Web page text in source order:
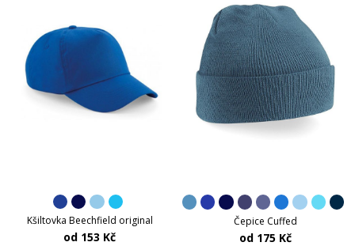
Kšiltovka Beechfield original
od 153 Kč
Čepice Cuffed
od 175 Kč